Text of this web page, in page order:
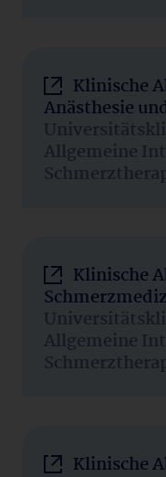
Klinische
Anästhesie
Allgemeine
Klinische
Allgemeine
Klinische